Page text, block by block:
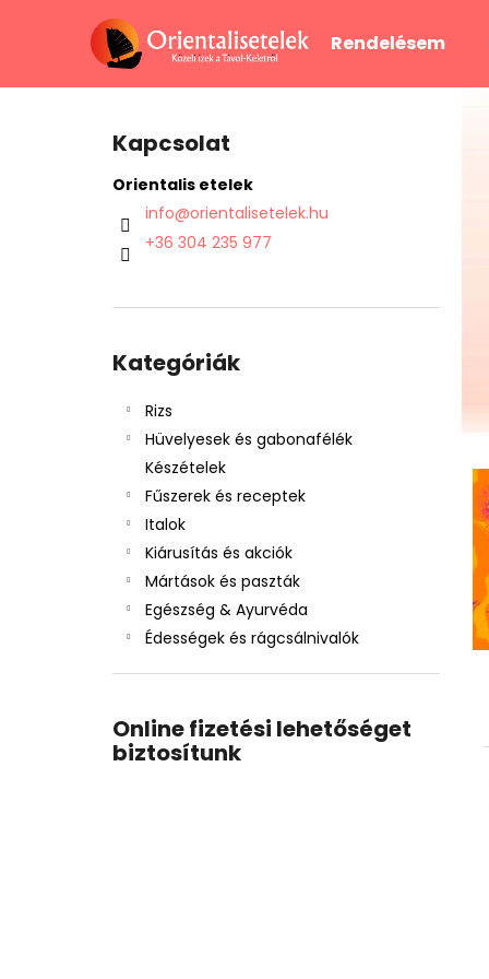
Rendelésem
O
Kapcsolat
Orientalis etelek
info@orientalisetelek.hu
+36 304 235 977
átugrása
Kategóriák
Rizs
Hüvelyesek és gabonafélék
Készételek
Fűszerek és receptek
Italok
Kiárusítás és akciók
Mártások és paszták
Egészség & Ayurvéda
Édességek és rágcsálnivalók
Online fizetési lehetőséget
biztosítunk
á
Vissza
a boltba
Vissza
a boltba